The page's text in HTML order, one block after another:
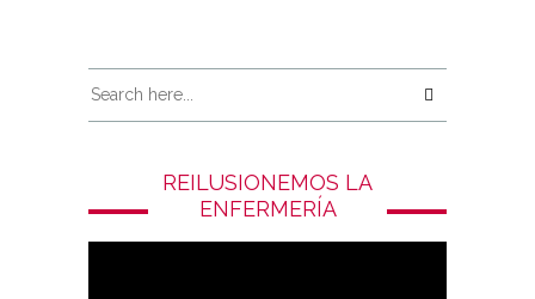
REILUSIONEMOS LA
ENFERMERÍA